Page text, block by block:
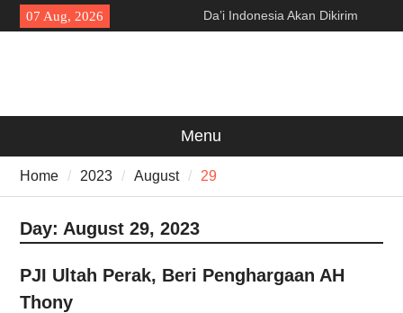
Skip
to
07 Aug, 2026
Da’i Indonesia Akan Dikirim
MUI ke Al-Azhar dan Madinah
Pelaksana Diduga Abaikan K3
Menu
Home 2023 August 29
Day: August 29, 2023
PJI Ultah Perak, Beri Penghargaan AH
Thony